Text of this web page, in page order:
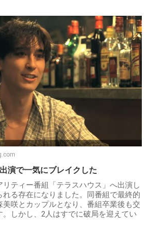
演で一気にブレイクした
ティー番組「テラスハウス」へ出演し
れる存在になりました。同番組で最終的
美咲とカップルとなり、番組卒業後も交
。しかし、2人はすでに破局を迎えてい